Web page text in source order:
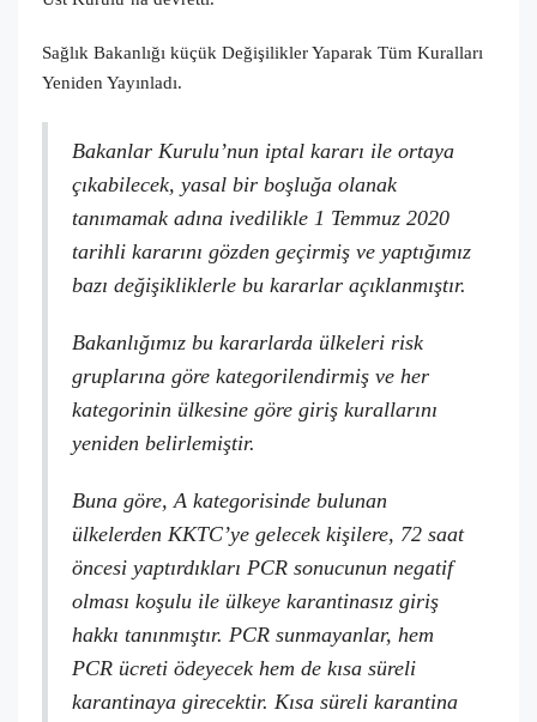
Sağlık Bakanlığı küçük Değişilikler Yaparak Tüm Kuralları
Yeniden Yayınladı.
Bakanlar Kurulu’nun iptal kararı ile ortaya
çıkabilecek, yasal bir boşluğa olanak
tanımamak adına ivedilikle 1 Temmuz 2020
tarihli kararını gözden geçirmiş ve yaptığımız
bazı değişikliklerle bu kararlar açıklanmıştır.
Bakanlığımız bu kararlarda ülkeleri risk
gruplarına göre kategorilendirmiş ve her
kategorinin ülkesine göre giriş kurallarını
yeniden belirlemiştir.
Buna göre, A kategorisinde bulunan
ülkelerden KKTC’ye gelecek kişilere, 72 saat
öncesi yaptırdıkları PCR sonucunun negatif
olması koşulu ile ülkeye karantinasız giriş
hakkı tanınmıştır. PCR sunmayanlar, hem
PCR ücreti ödeyecek hem de kısa süreli
karantinaya girecektir. Kısa süreli karantina